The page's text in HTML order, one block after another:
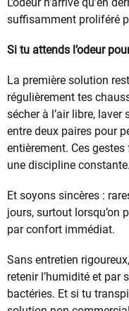
suffisamment proliféré
Si tu attends l’odeur
La première solution
régulièrement tes
sécher à l’air libre,
entre deux paires pour
entièrement. Ces
une discipline constante.
Et soyons sincères :
jours, surtout lorsqu’on
par confort immédiat.
Sans entretien
retenir l’humidité et par
bactéries. Et si tu